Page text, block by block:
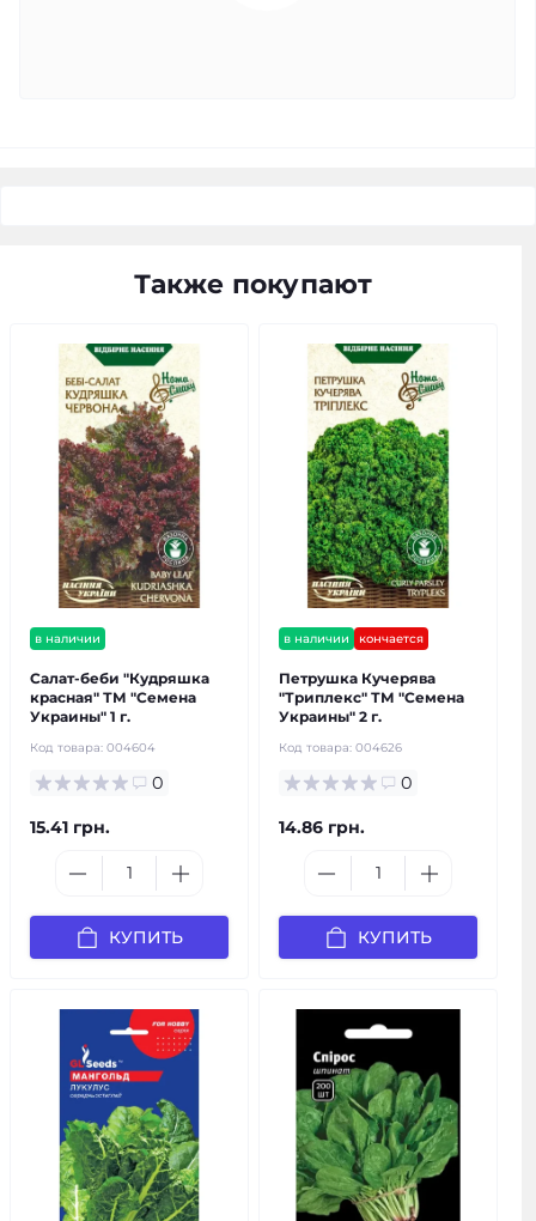
Также покупают
в наличии
Салат-беби "Кудряшка
красная" ТМ "Семена
Украины" 1 г.
Код товара: 004604
0
15.41 грн.
КУПИТЬ
в наличии кончается
Петрушка Кучерява
"Триплекс" ТМ "Семена
Украины" 2 г.
Код товара: 004626
0
14.86 грн.
КУПИТЬ